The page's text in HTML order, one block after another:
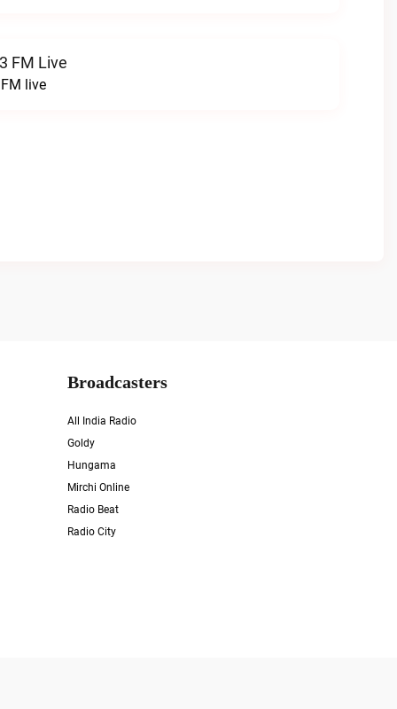
FM Live
live
Broadcasters
All India Radio
Goldy
Hungama
Mirchi Online
Radio Beat
Radio City